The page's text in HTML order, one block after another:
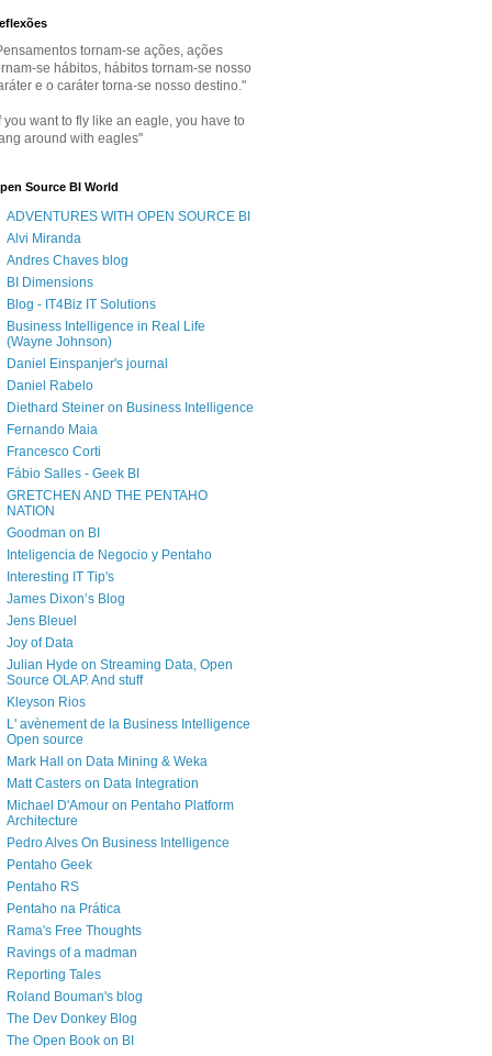
tornam-se ações, ações
se hábitos, hábitos tornam-se nosso
e o caráter torna-se nosso destino."
you want to fly like an eagle, you have to
around with eagles"
Source BI World
ADVENTURES WITH OPEN SOURCE BI
Alvi Miranda
Andres Chaves blog
BI Dimensions
Blog - IT4Biz IT Solutions
Business Intelligence in Real Life
(Wayne Johnson)
Daniel Einspanjer's journal
Daniel Rabelo
Diethard Steiner on Business Intelligence
Fernando Maia
Francesco Corti
Fábio Salles - Geek BI
GRETCHEN AND THE PENTAHO
NATION
Goodman on BI
Inteligencia de Negocio y Pentaho
Interesting IT Tip's
James Dixon’s Blog
Jens Bleuel
Joy of Data
Julian Hyde on Streaming Data, Open
Source OLAP. And stuff
Kleyson Rios
L' avènement de la Business Intelligence
Open source
Mark Hall on Data Mining & Weka
Matt Casters on Data Integration
Michael D'Amour on Pentaho Platform
Architecture
Pedro Alves On Business Intelligence
Pentaho Geek
Pentaho RS
Pentaho na Prática
Rama's Free Thoughts
Ravings of a madman
Reporting Tales
Roland Bouman's blog
The Dev Donkey Blog
The Open Book on BI